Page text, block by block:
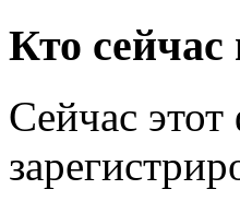
Кто
Сейчас